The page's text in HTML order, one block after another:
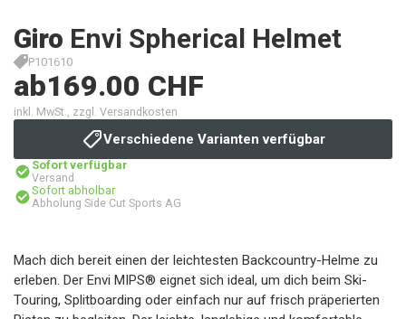
Giro Envi Spherical Helmet
P101610
ab169.00 CHF
inkl. MwSt., zzgl. Versandkosten
Verschiedene Varianten verfügbar
Sofort verfügbar
Versand
Sofort abholbar
Abholung Side Cut Sports AG
Mach dich bereit einen der leichtesten Backcountry-Helme zu
erleben. Der Envi MIPS® eignet sich ideal, um dich beim Ski-
Touring, Splitboarding oder einfach nur auf frisch präperierten